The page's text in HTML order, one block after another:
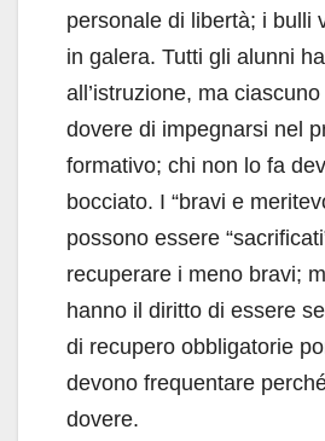
personale di libertà; i bulli
in galera. Tutti gli alunni
all’istruzione, ma
dovere di impegnarsi nel
formativo; chi non lo fa
bocciato. I “bravi e
possono essere
recuperare i meno bravi;
hanno il diritto di essere
di recupero obbligatorie
devono frequentare
dovere.